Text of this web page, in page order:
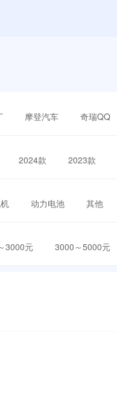
摩登汽车 奇瑞QQ
2024款 2023款
动力电池 其他
3000元 3000～5000元